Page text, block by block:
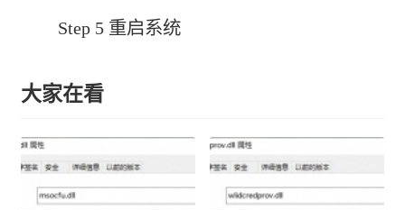
Step 5 重启系统
大家在看